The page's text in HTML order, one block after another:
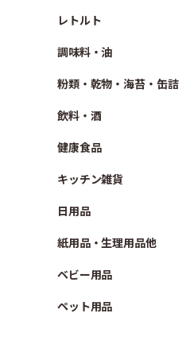
レトルト
調味料・油
粉類・乾物・海苔・缶詰
飲料・酒
健康食品
キッチン雑貨
日用品
紙用品・生理用品他
ベビー用品
ペット用品